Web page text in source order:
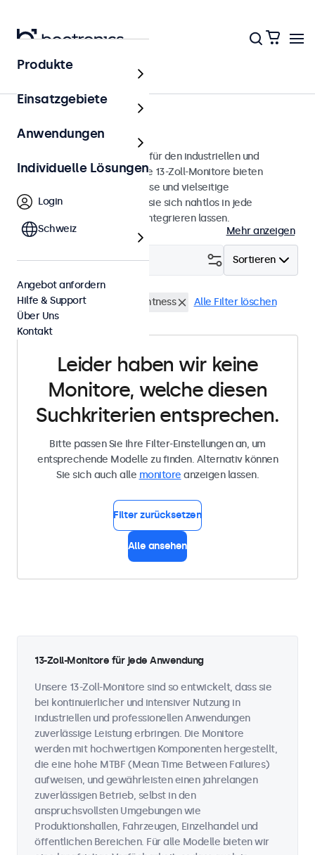
Monitore
13 Zoll Monitore
13-Zoll-Monitore, entwickelt für den industriellen und
professionellen Einsatz. Diese 13-Zoll-Monitore bieten
verschiedene Videoanschlüsse und vielseitige
Montageoptionen, wodurch sie sich nahtlos in jede
Anwendung und Umgebung integrieren lassen.
Mehr anzeigen
Sortieren
Filtern (0)
13 Zoll Monitore High-Brightness Alle Filter löschen
Leider haben wir keine
Monitore, welche diesen
Suchkriterien entsprechen.
Bitte passen Sie Ihre Filter-Einstellungen an, um
entsprechende Modelle zu finden. Alternativ können
Sie sich auch alle monitore anzeigen lassen.
Filter zurücksetzen
Alle ansehen
13-Zoll-Monitore für jede Anwendung
Unsere 13-Zoll-Monitore sind so entwickelt, dass sie
bei kontinuierlicher und intensiver Nutzung in
industriellen und professionellen Anwendungen
zuverlässige Leistung erbringen. Die Monitore
werden mit hochwertigen Komponenten hergestellt,
die eine hohe MTBF (Mean Time Between Failures)
aufweisen, und gewährleisten einen jahrelangen
zuverlässigen Betrieb, selbst in den
anspruchsvollsten Umgebungen wie
Produktionshallen, Fahrzeugen, Einzelhandel und
öffentlichen Bereichen. Für alle Modelle bieten wir
Produkte
Einsatzgebiete
Anwendungen
Individuelle Lösungen
Login
Schweiz
Angebot anfordern
Hilfe & Support
Über Uns
Kontakt